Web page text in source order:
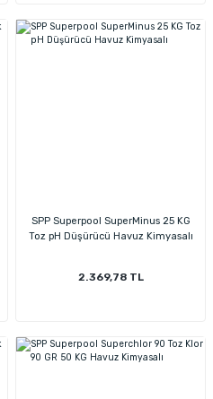
SPP Superpool SuperMinus 25 KG
Toz pH Düşürücü Havuz Kimyasalı
2.369,78 TL